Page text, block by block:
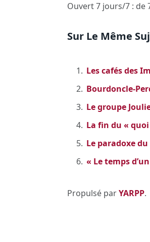
Ouvert 7 jours/7 : de
Sur Le Même
Les cafés des
Bourdoncle-
Le groupe
La fin du «
Le paradoxe du
« Le temps
Propulsé parYARPP.